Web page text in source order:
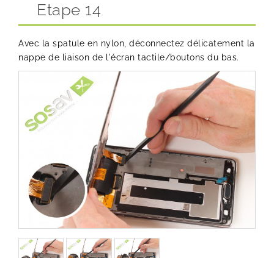
Etape 14
Avec la spatule en nylon, déconnectez délicatement la
nappe de liaison de l'écran tactile/boutons du bas.